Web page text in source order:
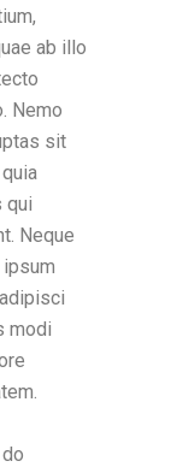
ab illo
Nemo
sit
qui
Neque
modi